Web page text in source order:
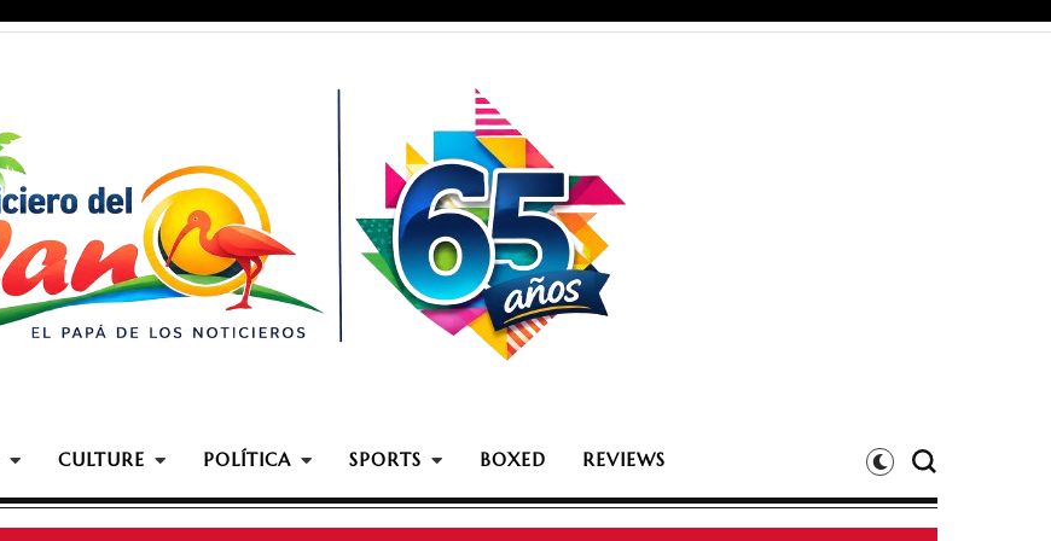
CULTURE POLÍTICA SPORTS BOXED REVIEWS